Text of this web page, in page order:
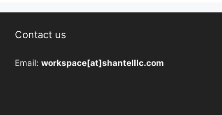
Contact us
Email: workspace[at]shantelllc.com